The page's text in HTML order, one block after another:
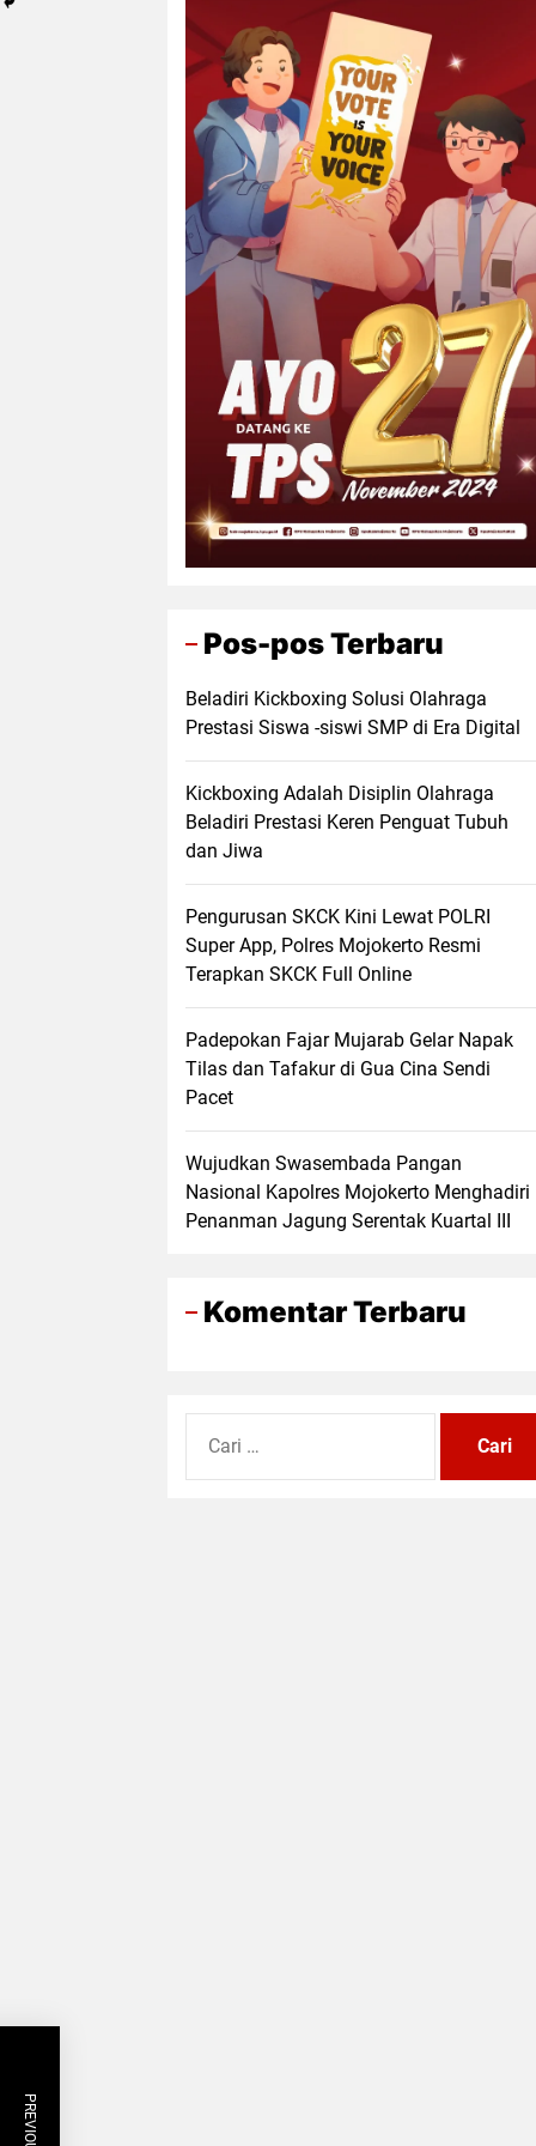
Pos-pos Terbaru
Beladiri Kickboxing Solusi Olahraga
Prestasi Siswa -siswi SMP di Era Digital
Kickboxing Adalah Disiplin Olahraga
Beladiri Prestasi Keren Penguat Tubuh
dan Jiwa
Pengurusan SKCK Kini Lewat POLRI
Super App, Polres Mojokerto Resmi
Terapkan SKCK Full Online
Padepokan Fajar Mujarab Gelar Napak
Tilas dan Tafakur di Gua Cina Sendi
Pacet
Wujudkan Swasembada Pangan
Nasional Kapolres Mojokerto Menghadiri
Penanman Jagung Serentak Kuartal III
Komentar Terbaru
untuk: